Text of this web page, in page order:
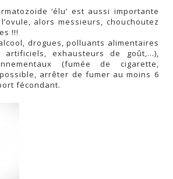
‘élu’ est aussi importante
alors messieurs, chouchoutez
!!!
drogues, polluants alimentaires
artificiels, exhausteurs de goût,…),
(fumée de cigarette,
arrêter de fumer au moins 6
fécondant.